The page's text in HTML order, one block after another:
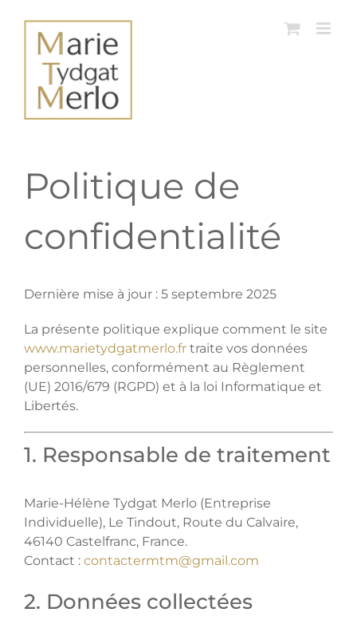
contenu
Politique de
confidentialité
Dernière mise à jour : 5 septembre 2025
La présente politique explique comment le site
www.marietydgatmerlo.frtraite vos données
personnelles, conformément au Règlement
(UE) 2016/679 (RGPD) et à la loi Informatique et
Libertés.
1. Responsable de traitement
Marie-Hélène Tydgat Merlo (Entreprise
Individuelle), Le Tindout, Route du Calvaire,
46140 Castelfranc, France.
Contact : contactermtm@gmail.com
2. Données collectées